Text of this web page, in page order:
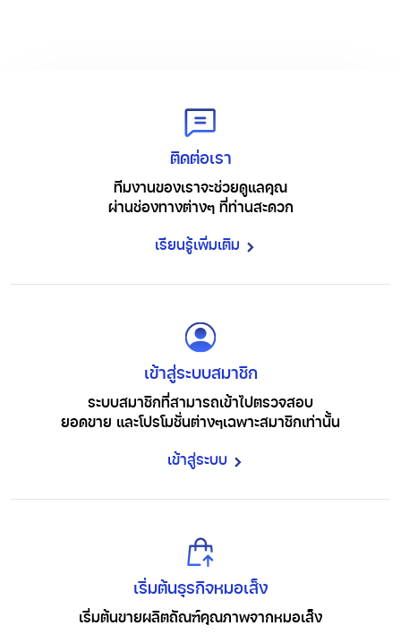
ติดต่อเรา
ทีมงานของเราจะช่วยดูแลคุณ
ผ่านช่องทางต่างๆ ที่ท่านสะดวก
เรียนรู้เพิ่มเติม
เข้าสู่ระบบสมาชิก
ระบบสมาชิกที่สามารถเข้าไปตรวจสอบ
ยอดขาย และโปรโมชั่นต่างๆเฉพาะสมาชิกเท่านั้น
เข้าสู่ระบบ
เริ่มต้นธุรกิจหมอเส็ง
เริ่มต้นขายผลิตถัณฑ์คุณภาพจากหมอเส็ง